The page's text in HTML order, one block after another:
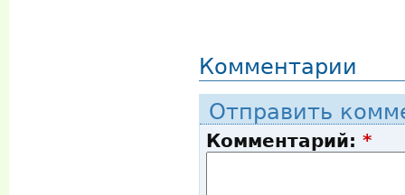
Комментарии
Отправить
Комментарий: *